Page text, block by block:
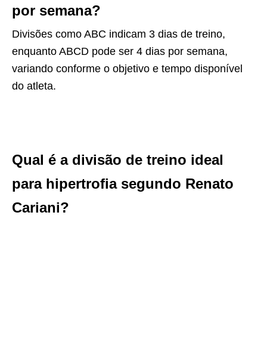
por semana?
Divisões como ABC indicam 3 dias de treino,
enquanto ABCD pode ser 4 dias por semana,
variando conforme o objetivo e tempo disponível
do atleta.
Qual é a divisão de treino ideal
para hipertrofia segundo Renato
Cariani?